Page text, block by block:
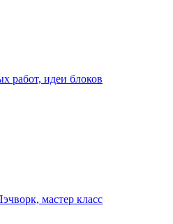
работ, идеи блоков
мастер класс